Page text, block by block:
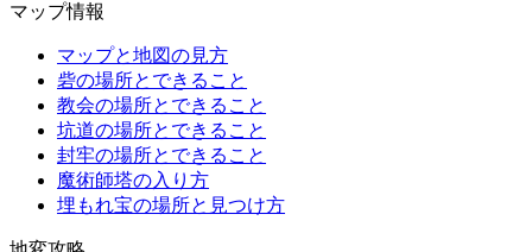
マップ情報
マップと地図の見方
砦の場所とできること
教会の場所とできること
坑道の場所とできること
封牢の場所とできること
魔術師塔の入り方
埋もれ宝の場所と見つけ方